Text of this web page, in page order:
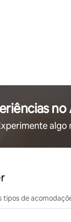
algo
tipos de